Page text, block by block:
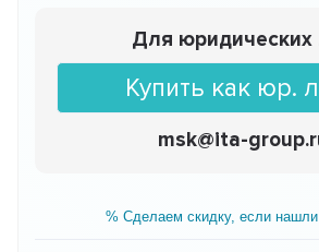
Для юридических
Купить как юр.
msk@ita-
% Сделаем скидку, если